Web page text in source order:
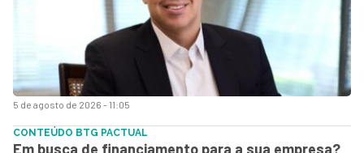
5 de agosto de 2026 - 11:05
CONTEÚDO BTG PACTUAL
Em busca de financiamento para a sua empresa?